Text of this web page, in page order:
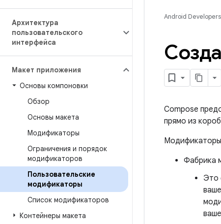
Архитектура
пользовательского
интерфейса
Макет приложения
Основы компоновки
Обзор
Основы макета
Модификаторы
Ограничения и порядок
модификаторов
Пользовательские
модификаторы
Список модификаторов
Контейнеры макета
Android Developers
Compose
прямо из
Модификаторы
Фабрика
Это